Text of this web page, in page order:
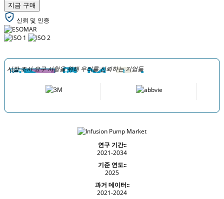
지금 구매
신뢰 및 인증
시장 조사 요구 사항을 위해 우리를 신뢰하는 기업들
연구 기간::
2021-2034
기준 연도::
2025
과거 데이터::
2021-2024